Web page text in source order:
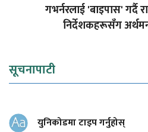
गभर्नरलाई 'बाइपास' गर्दै
निर्देशकहरूसँग
सूचनापाटी
युनिकोडमा टाइप गर्नुहोस्